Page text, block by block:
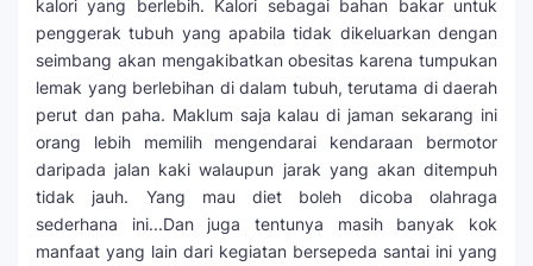
kalori yang berlebih. Kalori sebagai bahan bakar untuk
penggerak tubuh yang apabila tidak dikeluarkan dengan
seimbang akan mengakibatkan obesitas karena tumpukan
lemak yang berlebihan di dalam tubuh, terutama di daerah
perut dan paha. Maklum saja kalau di jaman sekarang ini
orang lebih memilih mengendarai kendaraan bermotor
daripada jalan kaki walaupun jarak yang akan ditempuh
tidak jauh. Yang mau diet boleh dicoba olahraga
sederhana ini...Dan juga tentunya masih banyak kok
manfaat yang lain dari kegiatan bersepeda santai ini yang